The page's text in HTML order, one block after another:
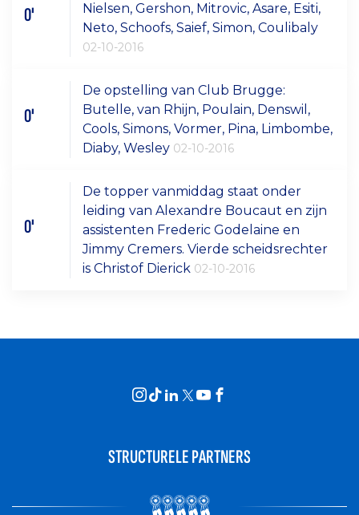
0'
Nielsen, Gershon, Mitrovic, Asare, Esiti,
Neto, Schoofs, Saief, Simon, Coulibaly
02-10-2016
0'
De opstelling van Club Brugge:
Butelle, van Rhijn, Poulain, Denswil,
Cools, Simons, Vormer, Pina, Limbombe,
Diaby, Wesley 02-10-2016
0'
De topper vanmiddag staat onder
leiding van Alexandre Boucaut en zijn
assistenten Frederic Godelaine en
Jimmy Cremers. Vierde scheidsrechter
is Christof Dierick 02-10-2016
STRUCTURELE PARTNERS